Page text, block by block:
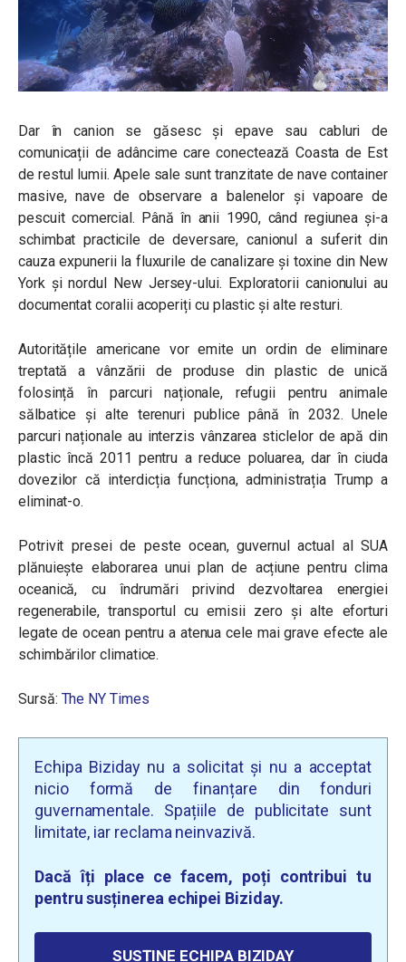
Dar în canion se găsesc și epave sau cabluri de
comunicații de adâncime care conectează Coasta de Est
de restul lumii. Apele sale sunt tranzitate de nave container
masive, nave de observare a balenelor și vapoare de
pescuit comercial. Până în anii 1990, când regiunea și-a
schimbat practicile de deversare, canionul a suferit din
cauza expunerii la fluxurile de canalizare și toxine din New
York și nordul New Jersey-ului. Exploratorii canionului au
documentat coralii acoperiți cu plastic și alte resturi.
Autoritățile americane vor emite un ordin de eliminare
treptată a vânzării de produse din plastic de unică
folosință în parcuri naționale, refugii pentru animale
sălbatice și alte terenuri publice până în 2032. Unele
parcuri naționale au interzis vânzarea sticlelor de apă din
plastic încă 2011 pentru a reduce poluarea, dar în ciuda
dovezilor că interdicția funcționa, administrația Trump a
eliminat-o.
Potrivit presei de peste ocean, guvernul actual al SUA
plănuiește elaborarea unui plan de acțiune pentru clima
oceanică, cu îndrumări privind dezvoltarea energiei
regenerabile, transportul cu emisii zero și alte eforturi
legate de ocean pentru a atenua cele mai grave efecte ale
schimbărilor climatice.
Sursă: The NY Times
Echipa Biziday nu a solicitat și nu a acceptat
nicio formă de finanțare din fonduri
guvernamentale. Spațiile de publicitate sunt
limitate, iar reclama neinvazivă.
Dacă îți place ce facem, poți contribui tu
pentru susținerea echipei Biziday.
SUSȚINE ECHIPA BIZIDAY